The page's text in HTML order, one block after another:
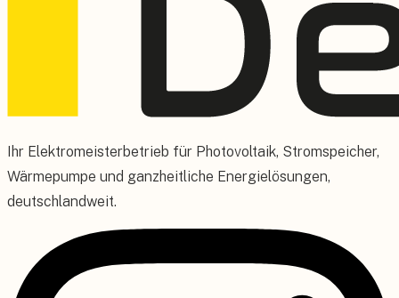
Ihr Elektromeisterbetrieb für Photovoltaik, Stromspeicher,
Wärmepumpe und ganzheitliche Energielösungen,
deutschlandweit.